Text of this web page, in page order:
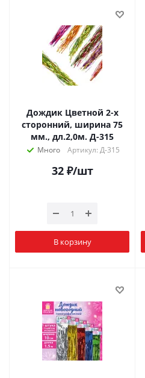
Дождик Цветной 2-х
сторонний, ширина 75
мм., дл.2,0м. Д-315
Много Артикул: Д-315
32₽/шт
В корзину